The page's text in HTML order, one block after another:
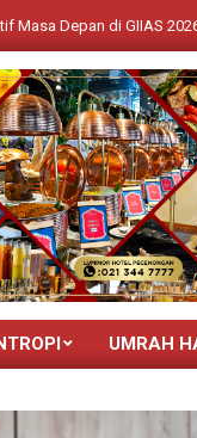
GIIAS 2026
Primary
Menu
UMRAH